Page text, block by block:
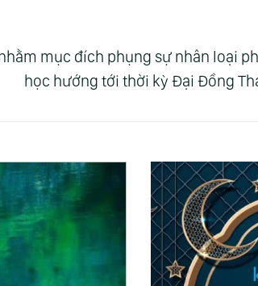
mục đích phụng sự nhân loại
học hướng tới thời kỳ Đại Đồng